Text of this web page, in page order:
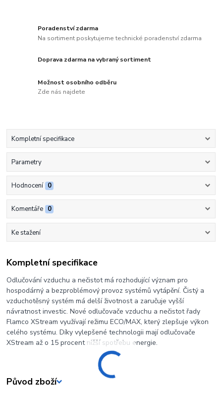
Poradenství zdarma
Na sortiment poskytujeme technické poradenství zdarma
Doprava zdarma na vybraný sortiment
Možnost osobního odběru
Zde nás najdete
Kompletní specifikace
Parametry
Hodnocení 0
Komentáře 0
Ke stažení
Kompletní specifikace
Odlučování vzduchu a nečistot má rozhodující význam pro
hospodárný a bezproblémový provoz systémů vytápění. Čistý a
vzduchotěsný systém má delší životnost a zaručuje vyšší
návratnost investic. Nové odlučovače vzduchu a nečistot řady
Flamco XStream využívají režimu ECO/MAX, který zlepšuje výkon
celého systému. Díky vylepšené technologii mají odlučovače
XStream až o 15 procent nižší spotřebu energie.
Původ zboží